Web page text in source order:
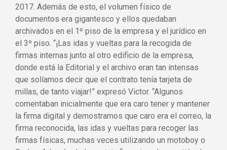
2017. Además de esto, el volumen físico de
documentos era gigantesco y ellos quedaban
archivados en el 1º piso de la empresa y el jurídico en
el 3º piso. “¡Las idas y vueltas para la recogida de
firmas internas junto al otro edificio de la empresa,
donde está la Editorial y el archivo eran tan intensas
que solíamos decir que el contrato tenía tarjeta de
millas, de tanto viajar!” expresó Victor. “Algunos
comentaban inicialmente que era caro tener y mantener
la firma digital y demostramos que caro era el correo, la
firma reconocida, las idas y vueltas para recoger las
firmas físicas, muchas veces utilizando un motoboy o